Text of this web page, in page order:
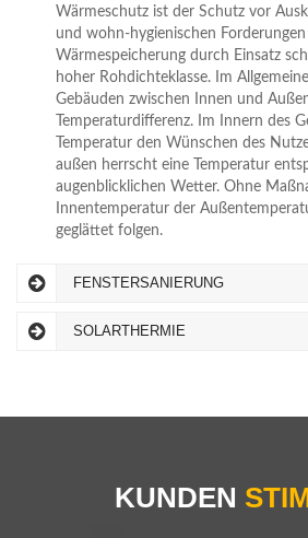
Wärmeschutz ist der Schutz vor
und wohn-hygienischen
Wärmespeicherung durch Einsatz
hoher Rohdichteklasse. Im
Gebäuden zwischen Innen und
Temperaturdifferenz. Im Innern des
Temperatur den Wünschen des
außen herrscht eine Temperatur
augenblicklichen Wetter. Ohne
Innentemperatur der
geglättet folgen.
FENSTERSANIERUNG
SOLARTHERMIE
KUNDEN
SUSI
quis dui placerat ornare.
euismod in,